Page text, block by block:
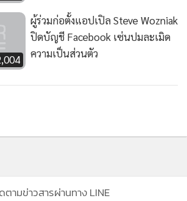
ผู้ร่วมก่อตั้งแอปเปิล Steve Wozniak
ปิดบัญชี Facebook เซ่นปมละเมิด
ความเป็นส่วนตัว
ล่าสุด